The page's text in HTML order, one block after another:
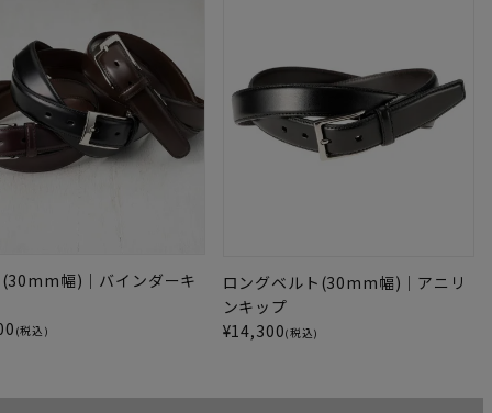
幅)｜バインダーキ
(税込)
ロングベルト(30mm幅)｜アニリ
ンキップ
¥14,300(税込)